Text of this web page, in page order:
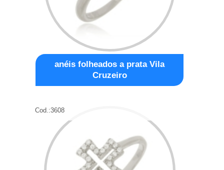
anéis folheados a prata Vila
Cruzeiro
Cod.:3608